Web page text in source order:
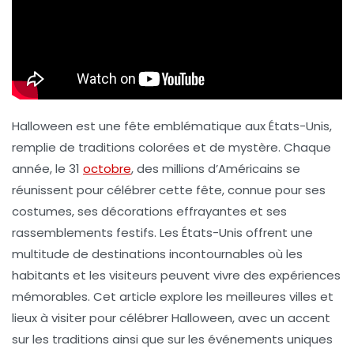
Halloween est une fête emblématique aux États-Unis,
remplie de traditions colorées et de mystère. Chaque
année, le 31 octobre, des millions d’Américains se
réunissent pour célébrer cette fête, connue pour ses
costumes, ses décorations effrayantes et ses
rassemblements festifs. Les États-Unis offrent une
multitude de destinations incontournables où les
habitants et les visiteurs peuvent vivre des expériences
mémorables. Cet article explore les meilleures villes et
lieux à visiter pour célébrer Halloween, avec un accent
sur les traditions ainsi que sur les événements uniques